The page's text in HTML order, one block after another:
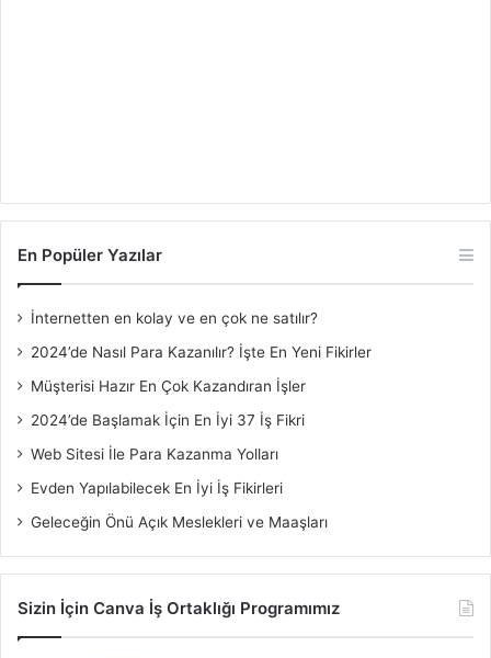
En Popüler Yazılar
İnternetten en kolay ve en çok ne satılır?
2024’de Nasıl Para Kazanılır? İşte En Yeni Fikirler
Müşterisi Hazır En Çok Kazandıran İşler
2024’de Başlamak İçin En İyi 37 İş Fikri
Web Sitesi İle Para Kazanma Yolları
Evden Yapılabilecek En İyi İş Fikirleri
Geleceğin Önü Açık Meslekleri ve Maaşları
Sizin İçin Canva İş Ortaklığı Programımız